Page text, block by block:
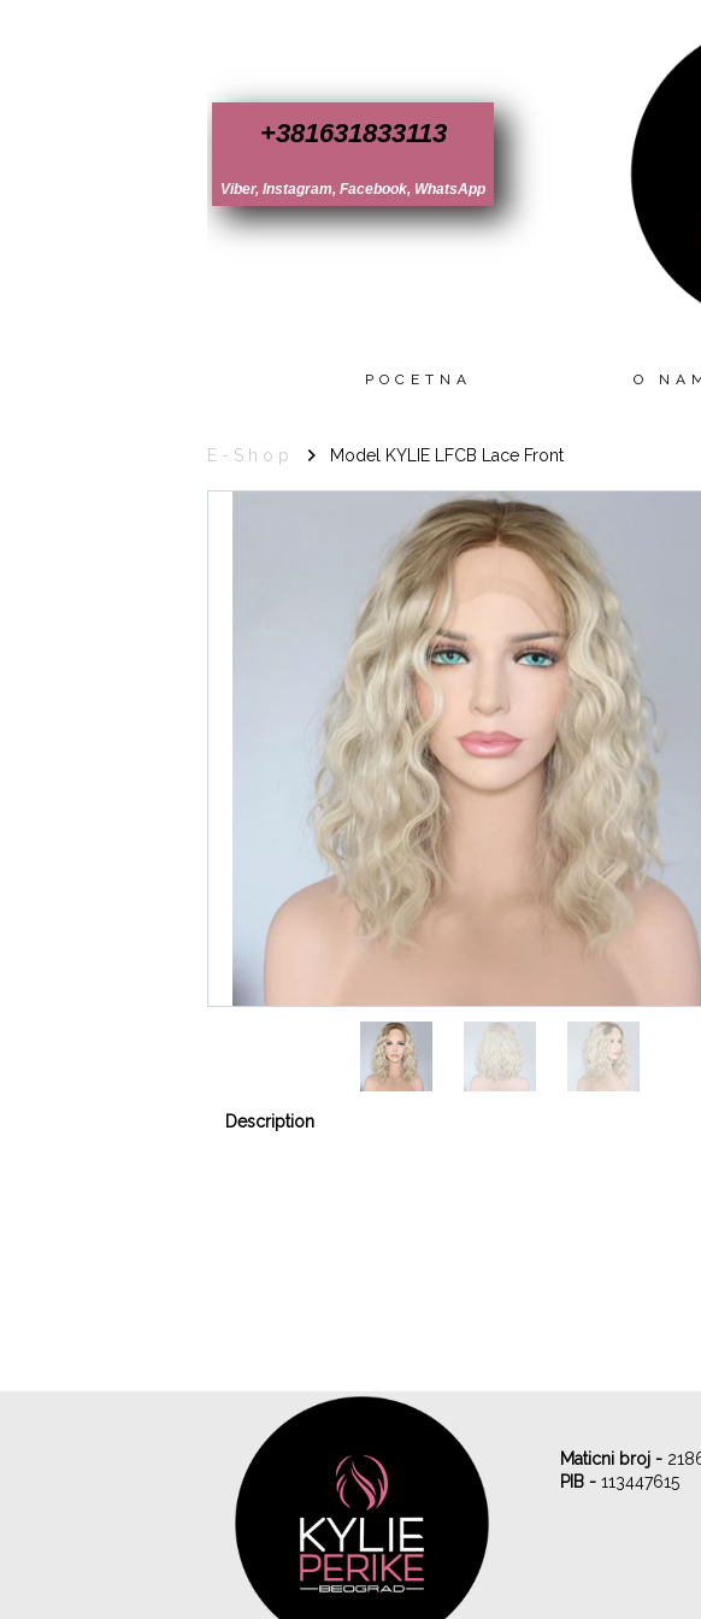
+381631833113
Viber, Instagram, Facebook, WhatsApp
POCETNA O
E-Shop Model KYLIE LFCB Lace Front
Description
Maticni broj -
PIB - 113447615